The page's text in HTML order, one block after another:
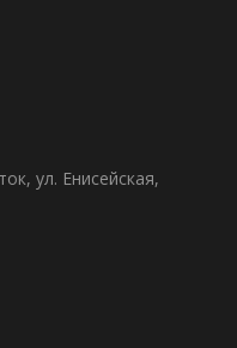
ул. Енисейская,